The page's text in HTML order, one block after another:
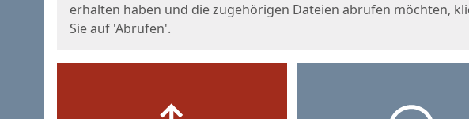
erhalten haben und die zugehörigen Dateien abrufen möchten,
Sie auf 'Abrufen'.